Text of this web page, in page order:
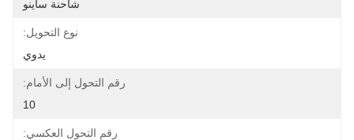
شاحنة ساينو
نوع التحويل:
يدوي
رقم التحول إلى الأمام:
10
رقم التحول العكسي: